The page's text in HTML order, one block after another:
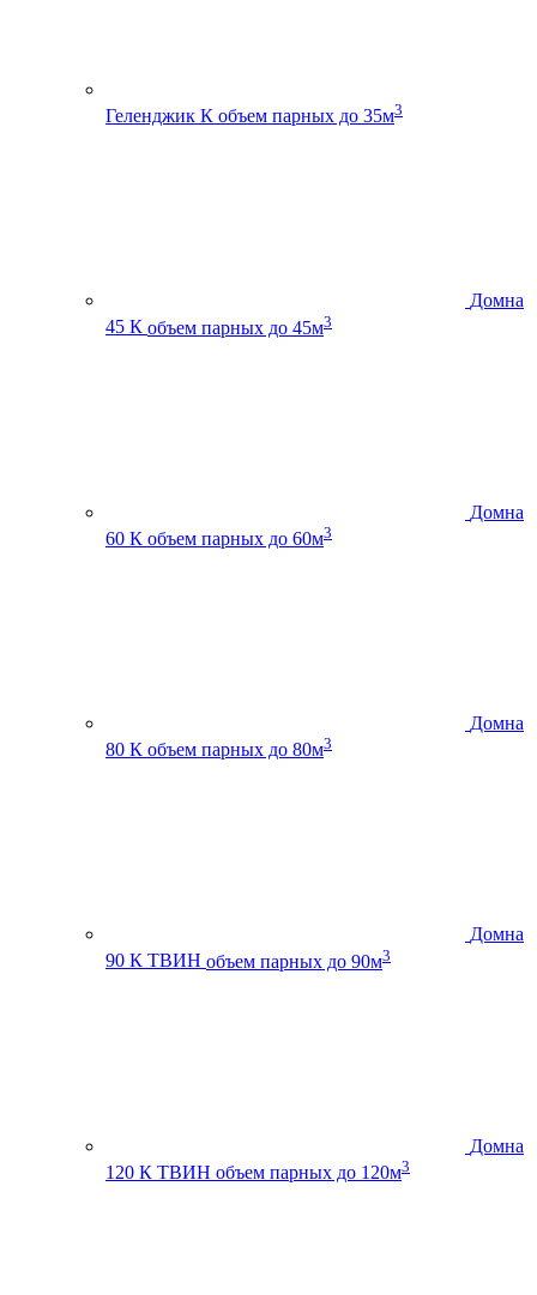
Геленджик К объем парных до 35м3
Домна
45 К объем парных до 45м3
Домна
60 К объем парных до 60м3
Домна
80 К объем парных до 80м3
Домна
90 К ТВИН объем парных до 90м3
Домна
120 К ТВИН объем парных до 120м3